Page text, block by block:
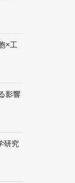
×工
影響
研究